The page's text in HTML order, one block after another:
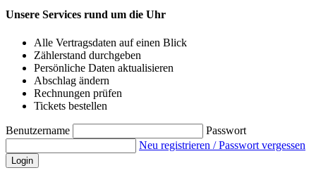
Unsere Services rund um die Uhr
Alle Vertragsdaten auf einen Blick
Zählerstand durchgeben
Persönliche Daten aktualisieren
Abschlag ändern
Rechnungen prüfen
Tickets bestellen
Benutzername
Passwort
Neu registrieren / Passwort vergessen
Login